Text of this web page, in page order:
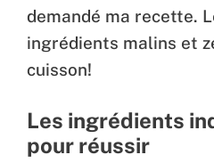
demandé ma recette.
ingrédients malins et
cuisson!
Les ingrédients
pour réussir